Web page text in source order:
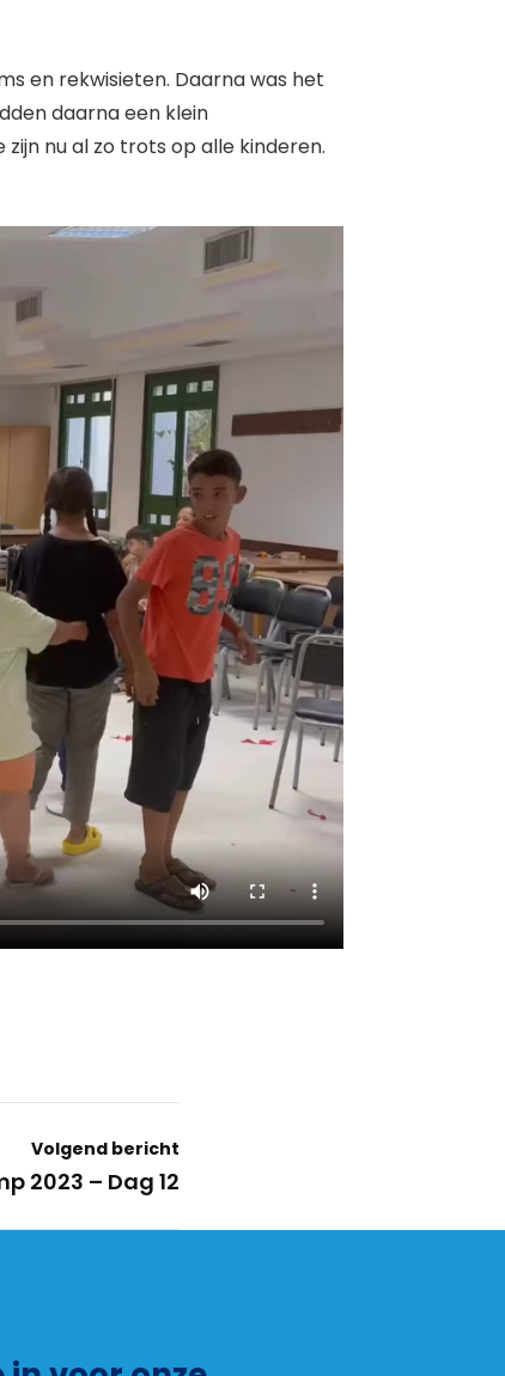
en rekwisieten. Daarna was het
daarna een klein
nu al zo trots op alle kinderen.
Volgend bericht
2023 – Dag 12